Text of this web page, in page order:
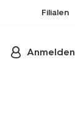
Filialen
Anmelden